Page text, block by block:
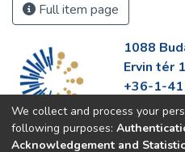
Full item page
1088
Ervin tér
+36-1-
https://
We collect and process your
following purposes:
Acknowledgement and